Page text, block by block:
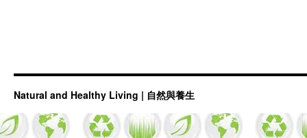
Natural and Healthy Living | 自然與養生